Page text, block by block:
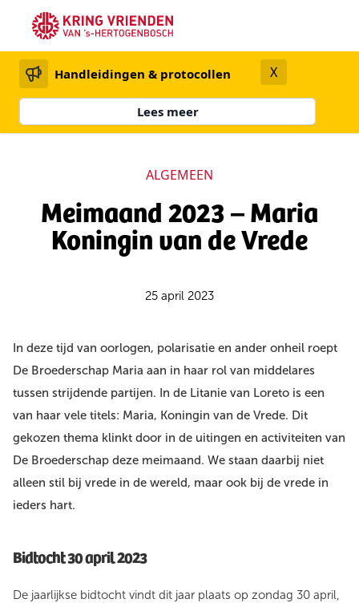
Handleidingen & protocollen X
Lees meer
ALGEMEEN
Meimaand 2023 – Maria
Koningin van de Vrede
25 april 2023
In deze tijd van oorlogen, polarisatie en ander onheil roept
De Broederschap Maria aan in haar rol van middelares
tussen strijdende partijen. In de Litanie van Loreto is een
van haar vele titels: Maria, Koningin van de Vrede. Dit
gekozen thema klinkt door in de uitingen en activiteiten van
De Broederschap deze meimaand. We staan daarbij niet
alleen stil bij vrede in de wereld, maar ook bij de vrede in
ieders hart.
Bidtocht 30 april 2023
De jaarlijkse bidtocht vindt dit jaar plaats op zondag 30 april,